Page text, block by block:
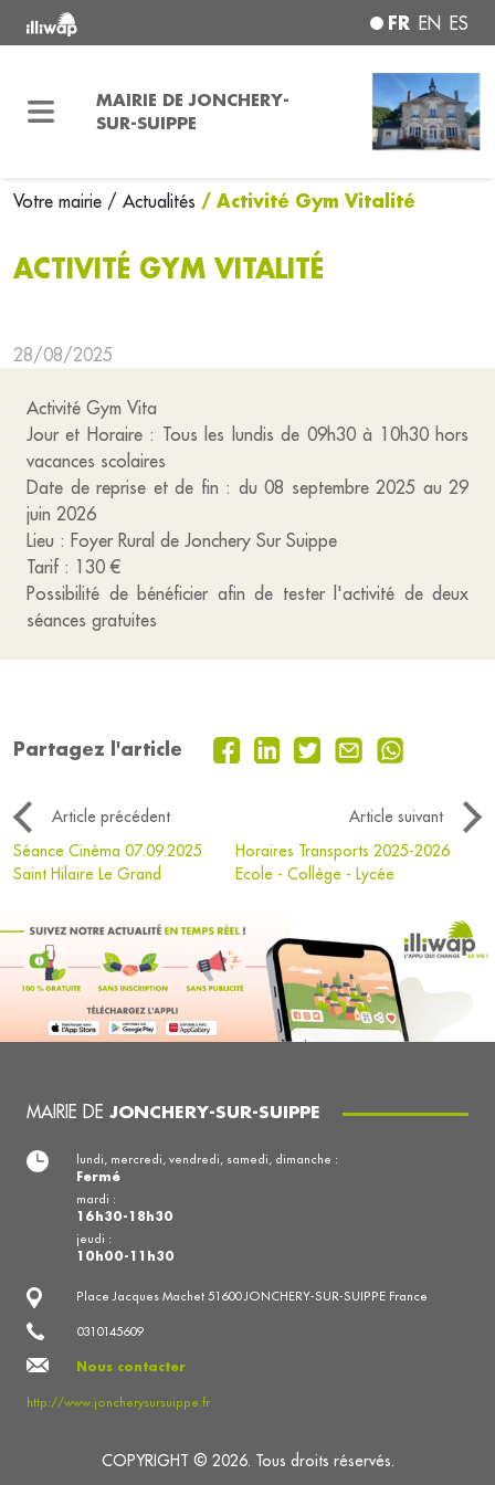
FR EN ES
MAIRIE DE JONCHERY-
SUR-SUIPPE
Votre mairie / Actualités / Activité Gym Vitalité
ACTIVITÉ GYM VITALITÉ
28/08/2025
Activité Gym Vita
Jour et Horaire : Tous les lundis de 09h30 à 10h30 hors
vacances scolaires
Date de reprise et de fin : du 08 septembre 2025 au 29
juin 2026
Lieu : Foyer Rural de Jonchery Sur Suippe
Tarif : 130 €
Possibilité de bénéficier afin de tester l'activité de deux
séances gratuites
Partagez l'article
Article précédent
Article suivant
Séance Cinéma 07.09.2025
Saint Hilaire Le Grand
Horaires Transports 2025-2026
Ecole - Collège - Lycée
MAIRIE DE JONCHERY-SUR-SUIPPE
Place Jacques Machet 51600 JONCHERY-SUR-SUIPPE France
0310145609
Nous contacter
http://www.joncherysursuippe.fr
lundi, mercredi, vendredi, samedi, dimanche :
Fermé
mardi :
16h30-18h30
jeudi :
10h00-11h30
COPYRIGHT © 2026. Tous droits réservés.